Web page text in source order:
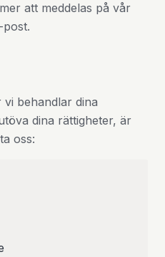
att meddelas på vår
behandlar dina
dina rättigheter, är
oss: